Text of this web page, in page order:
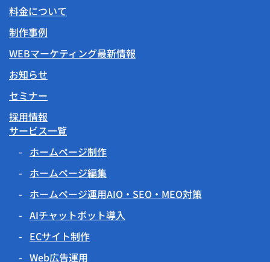
料金について
制作事例
WEBマーケティング最新情報
お知らせ
セミナー
採用情報
サービス一覧
ホームページ制作
ホームページ編集
ホームページ運用AIO・SEO・MEO対策
AIチャットボット導入
ECサイト制作
Web広告運用